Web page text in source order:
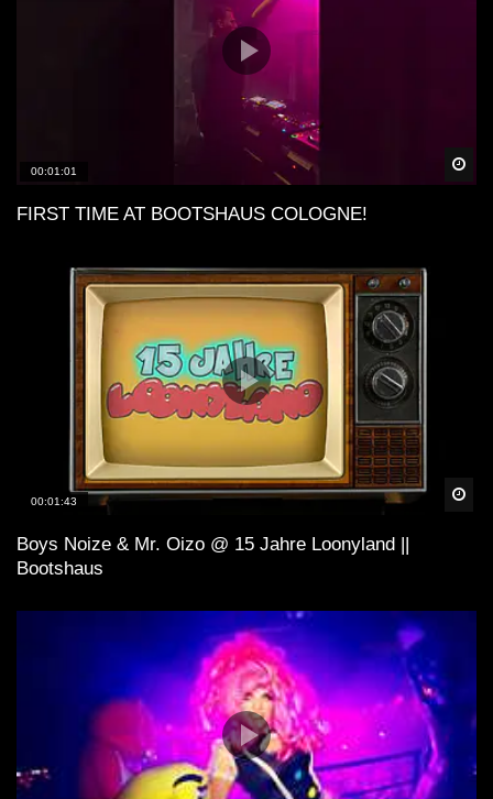
00:01:01
FIRST TIME AT BOOTSHAUS COLOGNE!
00:01:43
Boys Noize & Mr. Oizo @ 15 Jahre Loonyland ||
Bootshaus